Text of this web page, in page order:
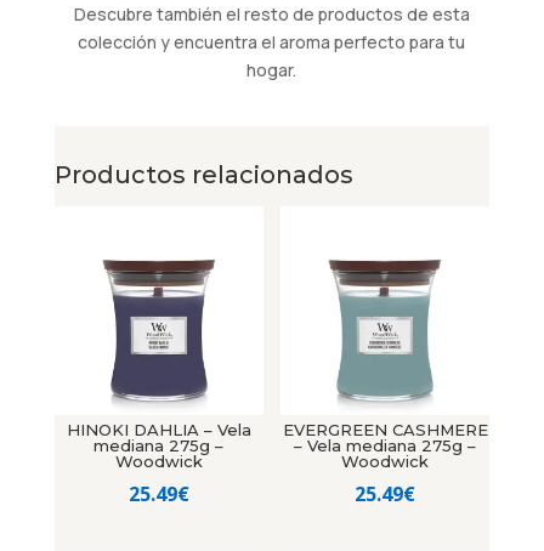
Descubre también el resto de productos de esta
colección y encuentra el aroma perfecto para tu
hogar.
Productos relacionados
HINOKI DAHLIA – Vela
mediana 275g –
Woodwick
25.49€
EVERGREEN CASHMERE
– Vela mediana 275g –
Woodwick
25.49€